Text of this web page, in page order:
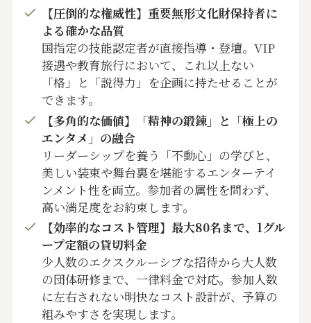
【圧倒的な権威性】重要無形文化財保持者に
よる確かな品質
国指定の技能認定者が直接指導・登壇。VIP
接遇や教育旅行において、これ以上ない
「格」と「説得力」を企画に持たせることが
できます。
【多角的な価値】「精神の鍛錬」と「極上の
エンタメ」の融合
リーダーシップを養う「不動心」の学びと、
美しい装束や舞台裏を堪能するエンターテイ
ンメント性を両立。参加者の属性を問わず、
高い満足度をお約束します。
【効率的なコスト管理】最大80名まで、1グル
ープ定額の貸切料金
少人数のエクスクルーシブな招待から大人数
の団体研修まで、一律料金で対応。参加人数
に左右されない明快なコスト設計が、予算の
組みやすさを実現します。